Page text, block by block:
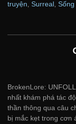
truyện Surreal Sống
BrokenLore:
nhất khám phá tác
thần thông qua câu
bị mắc kẹt trong cơn